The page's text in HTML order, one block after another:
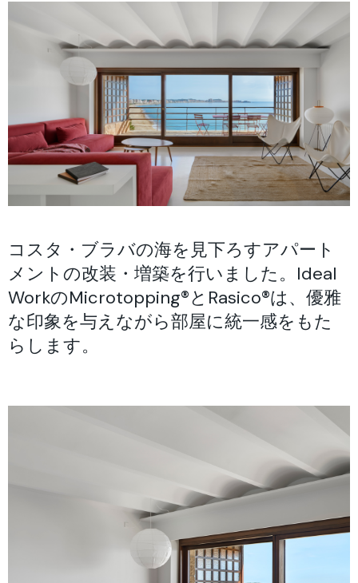
コスタ・ブラバの海を見下ろすアパート
メントの改装・増築を行いました。Ideal
WorkのMicrotopping®とRasico®は、優雅
な印象を与えながら部屋に統一感をもた
らします。